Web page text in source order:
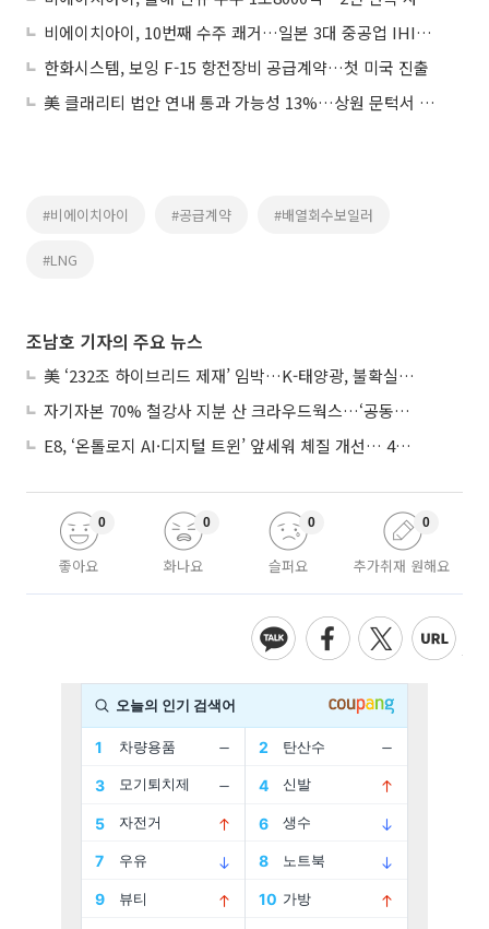
비에이치아이, 10번째 수주 쾌거…일본 3대 중공업 IHI와 200억 규모 HRSG 공급계약 체결
한화시스템, 보잉 F-15 항전장비 공급계약…첫 미국 진출
美 클래리티 법안 연내 통과 가능성 13%…상원 문턱서 제동
#비에이치아이 #공급계약 #배열회수보일러
#LNG
조남호 기자의 주요 뉴스
美 ‘232조 하이브리드 제재’ 임박…K-태양광, 불확실성 털고 날개 다나
자기자본 70% 철강사 지분 산 크라우드웍스…‘공동경영’으로 AI 시너지 낼까
E8, ‘온톨로지 AI·디지털 트윈’ 앞세워 체질 개선… 4분기 흑자전환 총력
좋아요
0
화나요
0
슬퍼요
0
추가취재 원해요
0